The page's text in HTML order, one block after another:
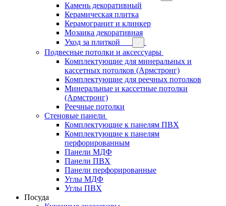
Камень декоративный
Керамическая плитка
Керамогранит и клинкер
Мозаика декоративная
Уход за плиткой
Подвесные потолки и аксессуары
Комплектующие для минеральных и
кассетных потолков (Армстронг)
Комплектующие для реечных потолков
Минеральные и кассетные потолки
(Армстронг)
Реечные потолки
Стеновые панели
Комплектующие к панелям ПВХ
Комплектующие к панелям
перфорированным
Панели МДФ
Панели ПВХ
Панели перфорированные
Углы МДФ
Углы ПВХ
Посуда